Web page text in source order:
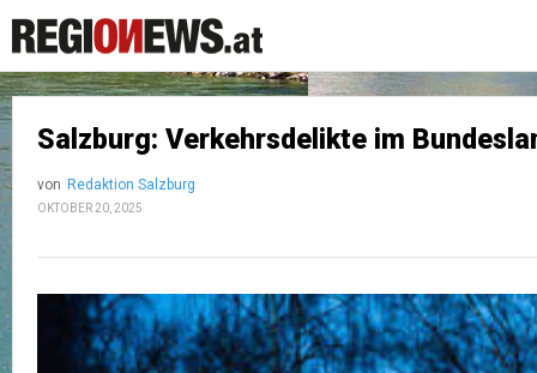
Salzburg: Verkehrsdelikte im
von Redaktion Salzburg
OKTOBER 20, 2025